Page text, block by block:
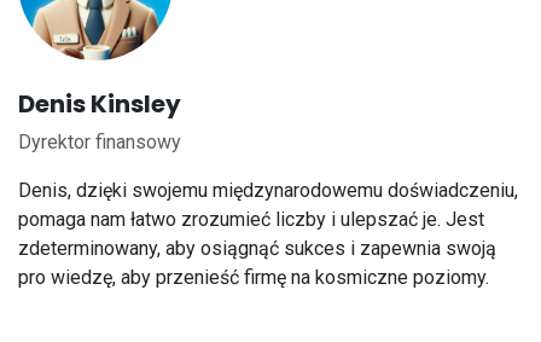
Denis Kinsley
Dyrektor finansowy
Denis, dzięki swojemu międzynarodowemu doświadczeniu,
pomaga nam łatwo zrozumieć liczby i ulepszać je. Jest
zdeterminowany, aby osiągnąć sukces i zapewnia swoją
pro wiedzę, aby przenieść firmę na kosmiczne poziomy.